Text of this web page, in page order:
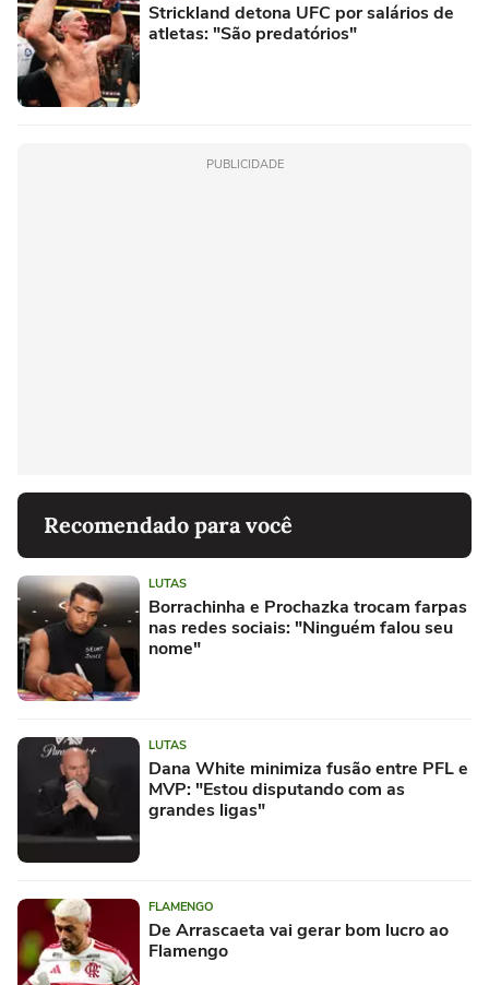
Strickland detona UFC por salários de
atletas: "São predatórios"
PUBLICIDADE
Recomendado para você
LUTAS
Borrachinha e Prochazka trocam farpas
nas redes sociais: "Ninguém falou seu
nome"
LUTAS
Dana White minimiza fusão entre PFL e
MVP: "Estou disputando com as
grandes ligas"
FLAMENGO
De Arrascaeta vai gerar bom lucro ao
Flamengo